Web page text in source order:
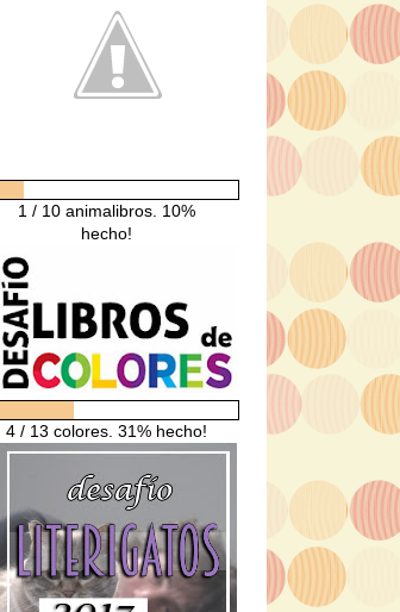
1 / 10 animalibros. 10%
hecho!
4 / 13 colores. 31% hecho!